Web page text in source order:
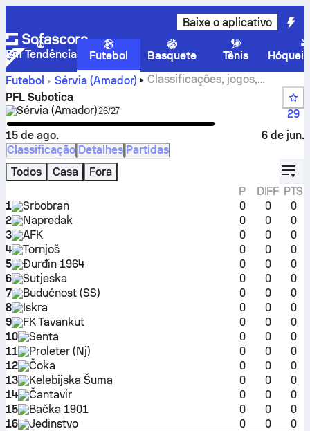
Baixe o aplicativo
Em Tendência Futebol Basquete Tênis
Hóquei
Futebol
Sérvia(Amador)
Classificações, jogos,
resultados e estatísticas do PFL Subotica
PFL Subotica
Sérvia (Amador)Select season in unique tournament
26/27
29
15 de ago.
6 de jun.
Classificação Detalhes Partidas
Todos
Casa Fora
P
DIFF PTS
1
Srbobran 0 0
0
2
Napredak 0 0
0
3
AFK 0 0
0
4
Tornjoš 0 0
0
5
Đurđin 1964 0 0
0
6
Sutjeska 0 0
0
7
Budućnost (SS) 0 0
0
8
Iskra 0 0
0
9
FK Tavankut 0 0
0
10
Senta 0 0
0
11
Proleter (Nj) 0 0
0
12
Čoka 0 0
0
13
Kelebijska Šuma 0 0
0
14
Čantavir 0 0
0
15
Bačka 1901 0 0
0
16
Jedinstvo 0 0 0